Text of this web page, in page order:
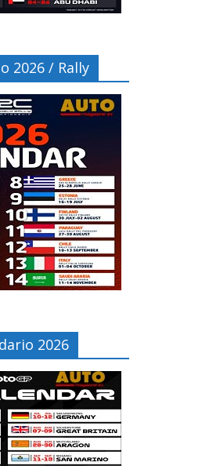
2026 / Rally
2026